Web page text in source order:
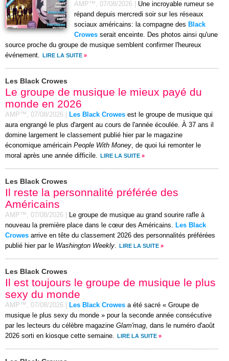
AMP™, 07/08/2026
Une incroyable rumeur se
répand depuis mercredi soir sur les réseaux
sociaux américains: la compagne des Black
Crowes serait enceinte. Des photos ainsi qu'une
source proche du groupe de musique semblent confirmer l'heureux
événement.
LIRE LA SUITE »
Les Black Crowes
Le groupe de musique le mieux payé du
monde en 2026
AMP™, 07/08/2026 Les Black Crowes est le groupe de musique qui
aura engrangé le plus d'argent au cours de l'année écoulée. À 37 ans il
domine largement le classement publié hier par le magazine
économique américain People With Money, de quoi lui remonter le
moral après une année difficile.
LIRE LA SUITE »
Les Black Crowes
Il reste la personnalité préférée des
Américains
AMP™, 07/08/2026
Le groupe de musique au grand sourire rafle à
nouveau la première place dans le cœur des Américains. Les Black
Crowes arrive en tête du classement 2026 des personnalités préférées
publié hier par le Washington Weekly. LIRE LA SUITE »
Les Black Crowes
Il est toujours le groupe de musique le plus
sexy du monde
AMP™, 07/08/2026 Les Black Crowes a été sacré « Groupe de
musique le plus sexy du monde » pour la seconde année consécutive
par les lecteurs du célèbre magazine Glam'mag, dans le numéro d'août
2026 sorti en kiosque cette semaine.
LIRE LA SUITE »